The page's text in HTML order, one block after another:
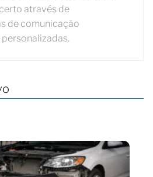
através de
de comunicação